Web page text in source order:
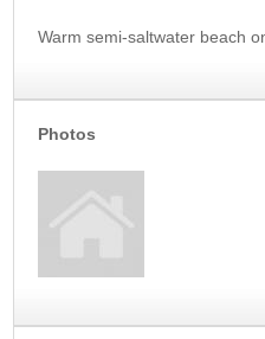
Warm semi-saltwater beach
Photos